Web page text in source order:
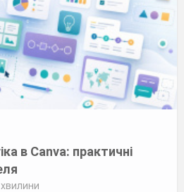
в Canva: практичні